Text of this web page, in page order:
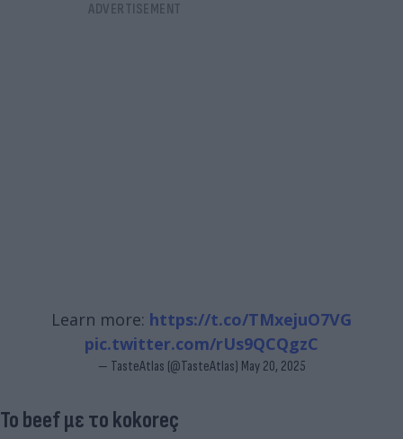
Learn more: https://t.co/TMxejuO7VG
pic.twitter.com/rUs9QCQgzC
— TasteAtlas (@TasteAtlas) May 20, 2025
Το beef με το kokoreç